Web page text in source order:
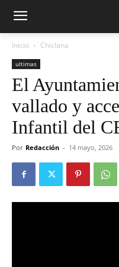
Inicio Chiclana
ultimas
El
vallado y
Infantil del
Por Redacción - 14 mayo, 2026